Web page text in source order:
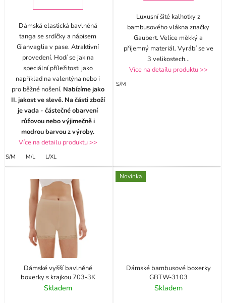
Dámská elastická bavlněná
tanga se srdíčky a nápisem
Gianvaglia v pase. Atraktivní
provedení. Hodí se jak na
speciální příležitosti jako
například na valentýna nebo i
pro běžné nošení. Nabízíme jako
II. jakost ve slevě. Na části zboží
je vada - částečné obarvení
růžovou nebo výjimečně i
modrou barvou z výroby.
Více na detailu produktu >>
S/M M/L L/XL
Luxusní šité kalhotky z
bambusového vlákna značky
Gaubert. Velice měkký a
příjemný materiál. Vyrábí se ve
3 velikostech...
Více na detailu produktu >>
S/M
Dámské vyšší bavlněné
boxerky s krajkou 703-3K
Skladem
Novinka
Dámské bambusové boxerky
GBTW-3103
Skladem